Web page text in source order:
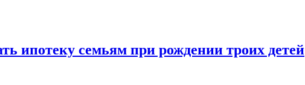
ипотеку семьям при рождении троих детей